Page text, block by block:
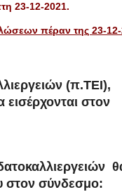
23-12-2021.
πέραν της 23-
(π.ΤΕΙ),
στον
στον σύνδεσμο: